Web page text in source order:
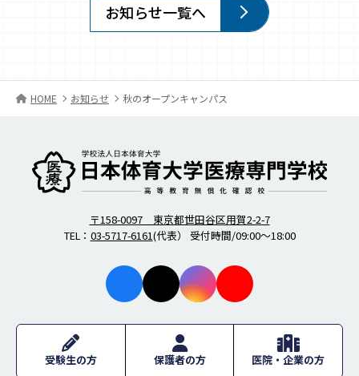
お知らせ一覧へ
HOME お知らせ 秋のオープンキャンパス
ok
am
e
〒158-0097 東京都世田谷区用賀2-2-7
TEL： 03-5717-6161(代表） 受付時間/09:00～18:00
受験生の方 保護者の方 医院・企業の方